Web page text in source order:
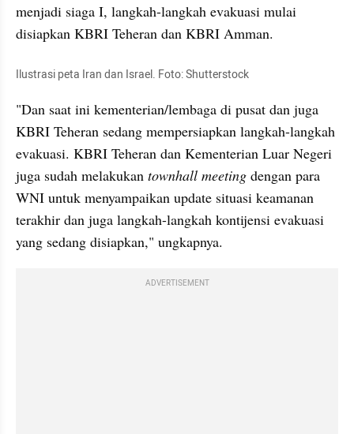
menjadi siaga I, langkah-langkah evakuasi mulai
disiapkan KBRI Teheran dan KBRI Amman.
Ilustrasi peta Iran dan Israel. Foto: Shutterstock
"Dan saat ini kementerian/lembaga di pusat dan juga
KBRI Teheran sedang mempersiapkan langkah-langkah
evakuasi. KBRI Teheran dan Kementerian Luar Negeri
juga sudah melakukan townhall meeting dengan para
WNI untuk menyampaikan update situasi keamanan
terakhir dan juga langkah-langkah kontijensi evakuasi
yang sedang disiapkan," ungkapnya.
ADVERTISEMENT